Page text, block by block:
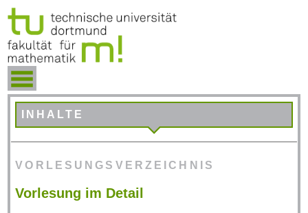
INHALTE
VORLESUNGSVERZEICHNIS
Vorlesung im Detail